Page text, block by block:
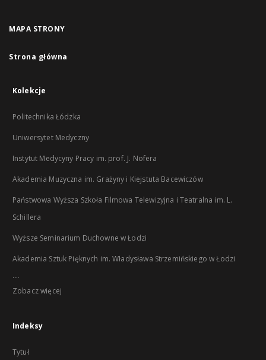
MAPA STRONY
Strona główna
Kolekcje
Politechnika Łódzka
Uniwersytet Medyczny
Instytut Medycyny Pracy im. prof. J. Nofera
Akademia Muzyczna im. Grażyny i Kiejstuta Bacewiczów
Państwowa Wyższa Szkoła Filmowa Telewizyjna i Teatralna im. L.
Schillera
Wyższe Seminarium Duchowne w Łodzi
Akademia Sztuk Pięknych im. Władysława Strzemińskiego w Łodzi
...
Zobacz więcej
Indeksy
Tytuł